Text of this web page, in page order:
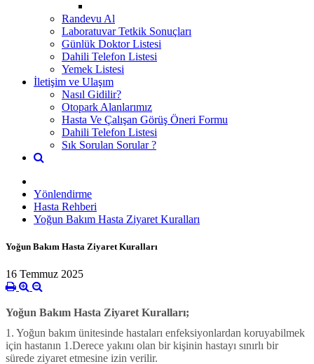
Randevu Al
Laboratuvar Tetkik Sonuçları
Günlük Doktor Listesi
Dahili Telefon Listesi
Yemek Listesi
İletişim ve Ulaşım
Nasıl Gidilir?
Otopark Alanlarımız
Hasta Ve Çalışan Görüş Öneri Formu
Dahili Telefon Listesi
Sık Sorulan Sorular ?
Yönlendirme
Hasta Rehberi
Yoğun Bakım Hasta Ziyaret Kuralları
Yoğun Bakım Hasta Ziyaret Kuralları
16 Temmuz 2025
Yoğun Bakım Hasta Ziyaret Kuralları;
1. Yoğun bakım ünitesinde hastaları enfeksiyonlardan koruyabilmek
için hastanın 1.Derece yakını olan bir kişinin hastayı sınırlı bir
sürede ziyaret etmesine izin verilir.